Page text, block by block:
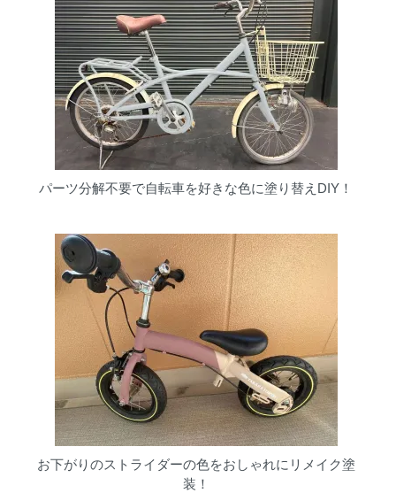
パーツ分解不要で自転車を好きな色に塗り替えDIY！
お下がりのストライダーの色をおしゃれにリメイク塗
装！